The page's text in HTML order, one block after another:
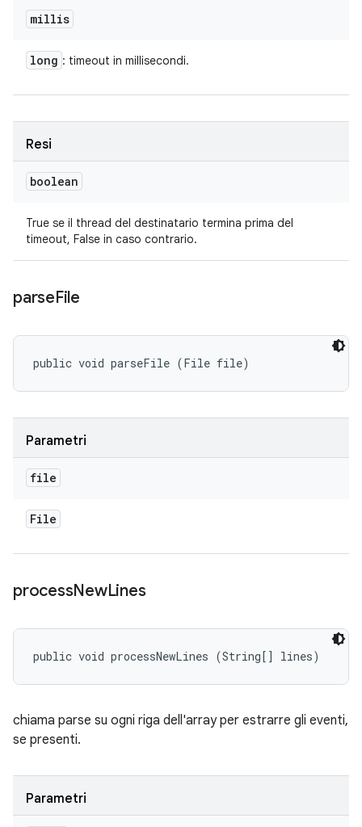
millis
long : timeout in millisecondi.
Resi
boolean
True se il thread del destinatario termina prima del
timeout, False in caso contrario.
parseFile
public void parseFile (File file)
Parametri
file
File
processNewLines
public void processNewLines (String[] lines)
chiama parse su ogni riga dell'array per estrarre gli eventi,
se presenti.
Parametri